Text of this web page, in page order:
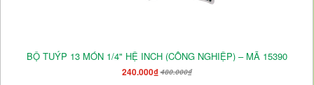
BỘ TUÝP 13 MÓN 1/4" HỆ INCH (CÔNG NGHIỆP) – MÃ 15390
240.000₫480.000₫